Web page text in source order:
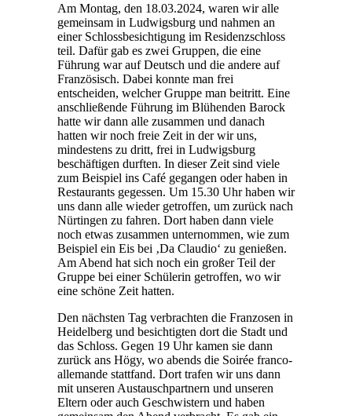
Am Montag, den 18.03.2024, waren wir alle
gemeinsam in Ludwigsburg und nahmen an
einer Schlossbesichtigung im Residenzschloss
teil. Dafür gab es zwei Gruppen, die eine
Führung war auf Deutsch und die andere auf
Französisch. Dabei konnte man frei
entscheiden, welcher Gruppe man beitritt. Eine
anschließende Führung im Blühenden Barock
hatte wir dann alle zusammen und danach
hatten wir noch freie Zeit in der wir uns,
mindestens zu dritt, frei in Ludwigsburg
beschäftigen durften. In dieser Zeit sind viele
zum Beispiel ins Café gegangen oder haben in
Restaurants gegessen. Um 15.30 Uhr haben wir
uns dann alle wieder getroffen, um zurück nach
Nürtingen zu fahren. Dort haben dann viele
noch etwas zusammen unternommen, wie zum
Beispiel ein Eis bei ‚Da Claudio‘ zu genießen.
Am Abend hat sich noch ein großer Teil der
Gruppe bei einer Schülerin getroffen, wo wir
eine schöne Zeit hatten.
Den nächsten Tag verbrachten die Franzosen in
Heidelberg und besichtigten dort die Stadt und
das Schloss. Gegen 19 Uhr kamen sie dann
zurück ans Högy, wo abends die Soirée franco-
allemande stattfand. Dort trafen wir uns dann
mit unseren Austauschpartnern und unseren
Eltern oder auch Geschwistern und haben